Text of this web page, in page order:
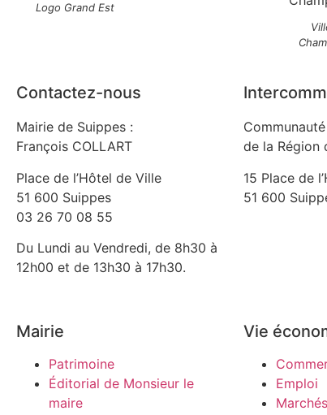
Logo Grand Est
Contactez-nous
Mairie de Suippes :
François COLLART
Place de l’Hôtel de Ville
51 600 Suippes
03 26 70 08 55
Du Lundi au Vendredi, de 8h30 à
12h00 et de 13h30 à 17h30.
de la Région
15 Place de
51 600
Mairie
Patrimoine
Éditorial de Monsieur le
maire
Vie
Emploi